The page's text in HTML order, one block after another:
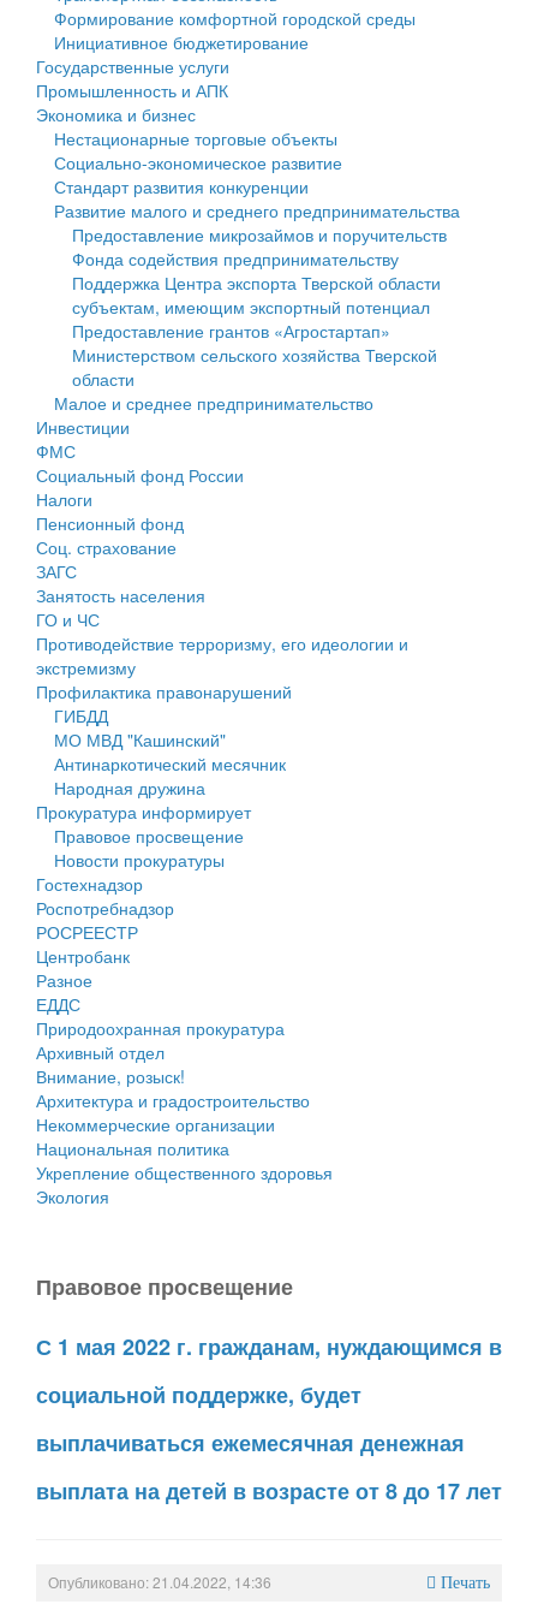
Государственные услуги
Промышленность и АПК
Экономика и бизнес
Символика
Устав
Гостям округа
Туризм
Культура
Образование
Здравоохранение
Социальная защита
Фотоальбом
муниципального округа Тверской области
Администрация Кашинского муниципального округа
Тверской области
Управление сельскими территориями
Открытые данные
Работа с обращениями граждан
Муниципальный контроль
Муниципальные услуги
Проекты административных регламентов
Антимонопольный комплаенс
Противодействие коррупции
Финансовое управление
Бюджет для граждан
Имущество
Выявление правообладателей ранее учтенных
объектов недвижимости
Имущественная поддержка субъектов малого и
среднего предпринимательства
Информационная поддержка субъектов малого и
среднего предпринимательства
Муниципальные программы
Контрольно-счетная палата
Персональные данные
Оценка регулирующего воздействия
Деятельность МУ
Нормативы градостроительного проектирования
Правила землепользования и застройки
Генеральные планы
Проекты планировки территории
Собрание депутатов
Городское поселение
Сельские поселения
Формирование комфортной городской среды
Инициативное бюджетирование
Государственные услуги
Промышленность и АПК
Экономика и бизнес
Нестационарные торговые объекты
Социально-экономическое развитие
Стандарт развития конкуренции
Развитие малого и среднего предпринимательства
Предоставление микрозаймов и поручительств
Фонда содействия предпринимательству
Поддержка Центра экспорта Тверской области
субъектам, имеющим экспортный потенциал
Предоставление грантов «Агростартап»
Министерством сельского хозяйства Тверской
области
Малое и среднее предпринимательство
Инвестиции
ФМС
Социальный фонд России
Налоги
Пенсионный фонд
Соц. страхование
ЗАГС
Занятость населения
ГО и ЧС
Противодействие терроризму, его идеологии и
экстремизму
Профилактика правонарушений
ГИБДД
МО МВД "Кашинский"
Антинаркотический месячник
Народная дружина
Прокуратура информирует
Правовое просвещение
Новости прокуратуры
Гостехнадзор
Роспотребнадзор
РОСРЕЕСТР
Центробанк
Разное
ЕДДС
Природоохранная прокуратура
Архивный отдел
Внимание, розыск!
Архитектура и градостроительство
Некоммерческие организации
Национальная политика
Укрепление общественного здоровья
Экология
Правовое просвещение
С 1 мая 2022 г. гражданам, нуждающимся в
социальной поддержке, будет
выплачиваться ежемесячная денежная
выплата на детей в возрасте от 8 до 17 лет
Опубликовано: 21.04.2022, 14:36 Печать